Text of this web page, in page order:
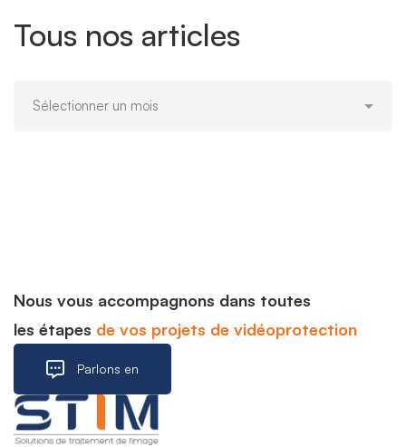
Tous nos articles
Nous vous accompagnons dans toutes
les étapes de vos projets de vidéoprotection
Parlons en